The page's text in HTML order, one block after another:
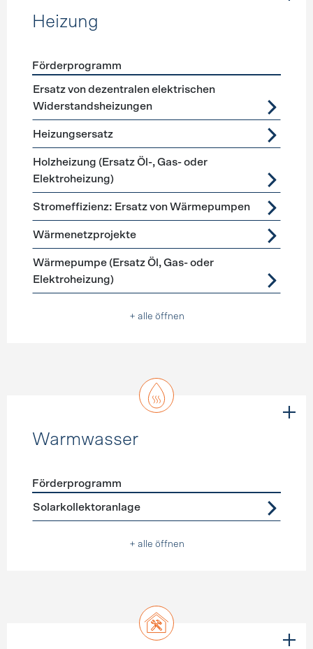
Heizung
Förderprogramme Heizung
Förderprogramm
Ersatz von dezentralen elektrischen
Widerstandsheizungen
Heizungsersatz
Holzheizung (Ersatz Öl-, Gas- oder
Elektroheizung)
Stromeffizienz: Ersatz von Wärmepumpen
Wärmenetzprojekte
Wärmepumpe (Ersatz Öl, Gas- oder
Elektroheizung)
+ alle öffnen
Warmwasser
Förderprogramme
Förderprogramm
Solarkollektoranlage
+ alle öffnen